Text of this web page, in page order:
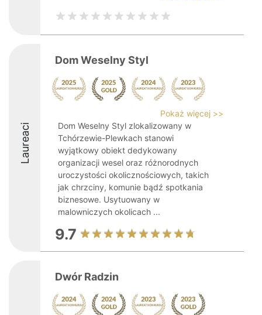
Laureaci
Dom Weselny Styl
Pokaż więcej >>
Dom Weselny Styl zlokalizowany w
Tchórzewie-Plewkach stanowi
wyjątkowy obiekt dedykowany
organizacji wesel oraz różnorodnych
uroczystości okolicznościowych, takich
jak chrzciny, komunie bądź spotkania
biznesowe. Usytuowany w
malowniczych okolicach ...
9.7
Dwór Radzin